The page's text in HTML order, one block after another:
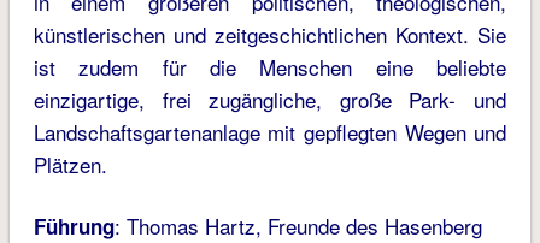
künstlerischen und zeitgeschichtlichen Kontext. Sie
ist zudem für die Menschen eine beliebte
einzigartige, frei zugängliche, große Park- und
Landschaftsgartenanlage mit gepflegten Wegen und
Plätzen.
Führung: Thomas Hartz, Freunde des Hasenberg